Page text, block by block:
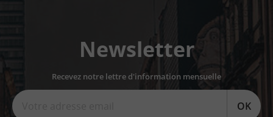
Newsletter
Recevez notre lettre d'information mensuelle
OK